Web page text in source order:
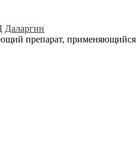
Даларгин
препарат,